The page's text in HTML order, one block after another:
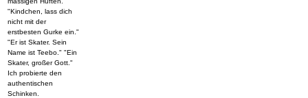
"Kindchen, lass dich
nicht mit der
erstbesten Gurke ein."
"Er ist Skater. Sein
Name ist Teebo." "Ein
Skater, großer Gott."
Ich probierte den
authentischen
Schinken.